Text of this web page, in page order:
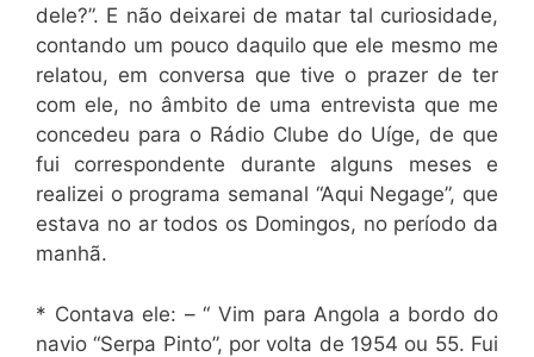
dele?”. E não deixarei de matar tal curiosidade,
contando um pouco daquilo que ele mesmo me
relatou, em conversa que tive o prazer de ter
com ele, no âmbito de uma entrevista que me
concedeu para o Rádio Clube do Uíge, de que
fui correspondente durante alguns meses e
realizei o programa semanal “Aqui Negage”, que
estava no ar todos os Domingos, no período da
manhã.
* Contava ele: – “ Vim para Angola a bordo do
navio “Serpa Pinto”, por volta de 1954 ou 55. Fui